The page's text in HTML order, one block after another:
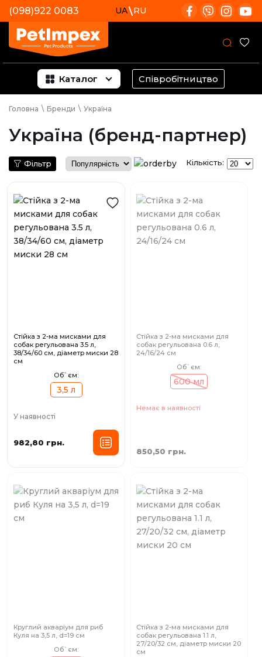
(098)922 0083 UA RU
Каталог Співробітництво
Головна \ Бренди \ Україна
Україна (бренд-партнер)
Фільтр Кількість:
Стійка з 2-ма мисками для
собак регульована 3.5 л,
38/34/60 см, діаметр миски 28
см
Об`єм:
3,5 л
У наявності
982,80 грн.
Стійка з 2-ма мисками для
собак регульована 0.6 л,
24/16/24 см
Об`єм:
600 мл
Немає в наявності
850,50 грн.
Круглий акваріум для риб
Куля на 3,5 л, d=19 см
Об`єм:
Стійка з 2-ма мисками для
собак регульована 1.1 л,
27/20/32 см, діаметр миски 20
см